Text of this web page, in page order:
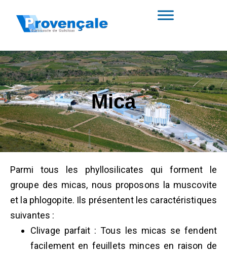
Mica
Parmi tous les phyllosilicates qui forment le
groupe des micas, nous proposons la muscovite
et la phlogopite. Ils présentent les caractéristiques
suivantes :
Clivage parfait : Tous les micas se fendent
facilement en feuillets minces en raison de